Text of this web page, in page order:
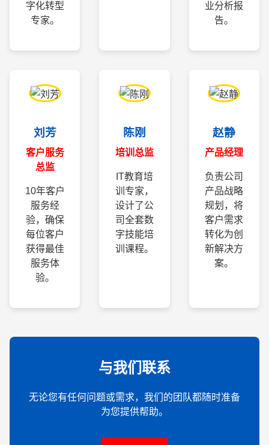
字化转型
专家。
业分析报
告。
刘芳
客户服务
总监
10年客户
服务经
验，确保
每位客户
获得最佳
服务体
验。
陈刚
培训总监
IT教育培
训专家，
设计了公
司全套数
字技能培
训课程。
赵静
产品经理
负责公司
产品战略
规划，将
客户需求
转化为创
新解决方
案。
与我们联系
无论您有任何问题或需求，我们的团队都随时准备
为您提供帮助。